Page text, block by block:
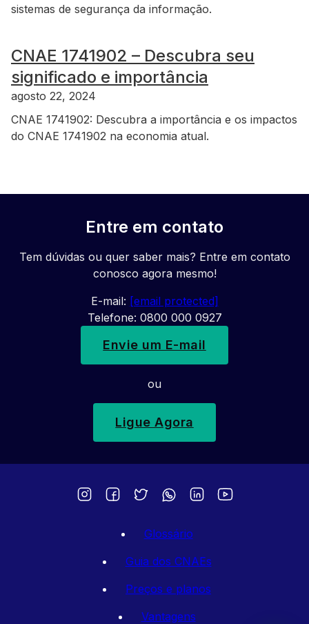
sistemas de segurança da informação.
CNAE 1741902 – Descubra seu
significado e importância
agosto 22, 2024
CNAE 1741902: Descubra a importância e os impactos
do CNAE 1741902 na economia atual.
Entre em contato
Tem dúvidas ou quer saber mais? Entre em contato
conosco agora mesmo!
E-mail: [email protected]
Telefone: 0800 000 0927
Envie um E-mail
ou
Ligue Agora
Glossário
Guia dos CNAEs
Preços e planos
Vantagens